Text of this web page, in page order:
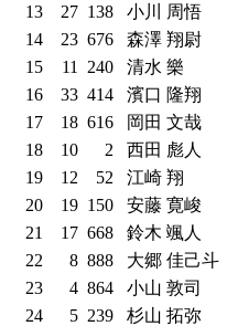
13 27 138 小川 周悟
14 23 676 森澤 翔尉
15 11 240 清水 樂
16 33 414 濱口 隆翔
17 18 616 岡田 文哉
18 10 2 西田 彪人
19 12 52 江崎 翔
20 19 150 安藤 寛峻
21 17 668 鈴木 颯人
22 8 888 大郷 佳己斗
23 4 864 小山 敦司
24 5 239 杉山 拓弥